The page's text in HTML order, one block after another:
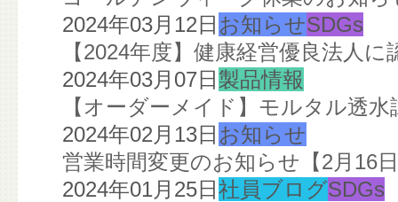
2024年03月12日 お知らせSDGs
【2024年度】健康経営優良法人
2024年03月07日 製品情報
【オーダーメイド】モルタル透
2024年02月13日 お知らせ
営業時間変更のお知らせ【2月16
2024年01月25日 社員ブログSDGs